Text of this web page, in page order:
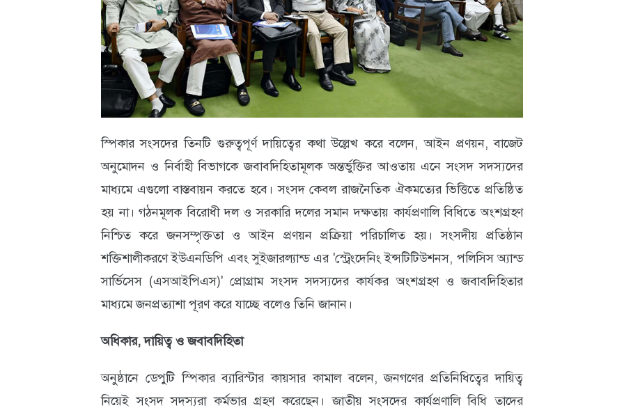
স্পিকার সংসদের তিনটি গুরুত্বপূর্ণ দায়িত্বের কথা উল্লেখ করে বলেন, আইন প্রণয়ন, বাজেট
অনুমোদন ও নির্বাহী বিভাগকে জবাবদিহিতামূলক অন্তর্ভুক্তির আওতায় এনে সংসদ সদস্যদের
মাধ্যমে এগুলো বাস্তবায়ন করতে হবে। সংসদ কেবল রাজনৈতিক ঐকমত্যের ভিত্তিতে প্রতিষ্ঠিত
হয় না। গঠনমূলক বিরোধী দল ও সরকারি দলের সমান দক্ষতায় কার্যপ্রণালি বিধিতে অংশগ্রহণ
নিশ্চিত করে জনসম্পৃক্ততা ও আইন প্রণয়ন প্রক্রিয়া পরিচালিত হয়। সংসদীয় প্রতিষ্ঠান
শক্তিশালীকরণে ইউএনডিপি এবং সুইজারল্যান্ড এর 'স্ট্রেংদেনিং ইন্সটিটিউশনস, পলিসিস অ্যান্ড
সার্ভিসেস (এসআইপিএস)' প্রোগ্রাম সংসদ সদস্যদের কার্যকর অংশগ্রহণ ও জবাবদিহিতার
মাধ্যমে জনপ্রত্যাশা পূরণ করে যাচ্ছে বলেও তিনি জানান।
অধিকার, দায়িত্ব ও জবাবদিহিতা
অনুষ্ঠানে ডেপুটি স্পিকার ব্যারিস্টার কায়সার কামাল বলেন, জনগণের প্রতিনিধিত্বের দায়িত্ব
নিয়েই সংসদ সদস্যরা কর্মভার গ্রহণ করেছেন। জাতীয় সংসদের কার্যপ্রণালি বিধি তাদের